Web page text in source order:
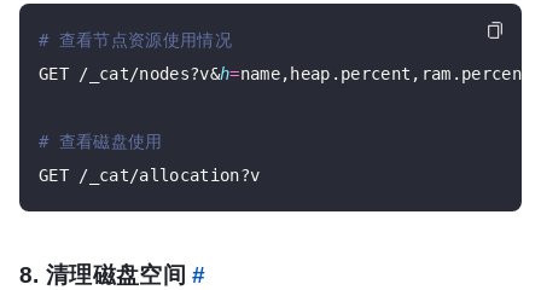
# 查看节点资源使用情况
GET /_cat/nodes?v&h=
# 查看磁盘使用
8. 清理磁盘空间#